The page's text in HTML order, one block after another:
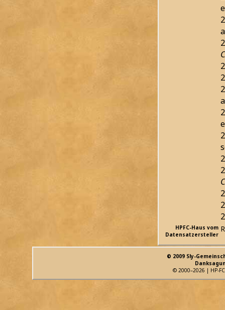
HPFC-Haus vom
Datensatzersteller
© 2009 Sly-
© 2000–2026 | HP-